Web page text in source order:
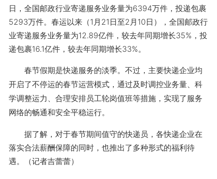
日，全国邮政行业寄递服务业务量为6394万件，投递包裹
5293万件。春运以来（1月21日至2月10日），全国邮政行
业寄递服务业务量为12.89亿件，较去年同期增长35%，投
递包裹16.1亿件，较去年同期增长33%。
春节假期是快递服务的淡季。不过，主要快递企业均
开启了不停运的春节运营模式，通过及时调控业务量、科
学调整运力、合理安排员工轮岗值班等措施，实现了服务
网络的畅通和安全平稳运行。
据了解，对于春节期间值守的快递员，各快递企业在
落实合法薪酬保障的同时，也推出了多种形式的福利待
遇。（记者吉蕾蕾）